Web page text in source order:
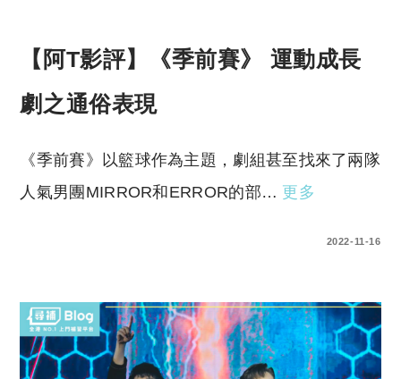
【阿T影評】《季前賽》 運動成長
劇之通俗表現
《季前賽》以籃球作為主題，劇組甚至找來了兩隊
人氣男團MIRROR和ERROR的部… 更多
2022-11-16